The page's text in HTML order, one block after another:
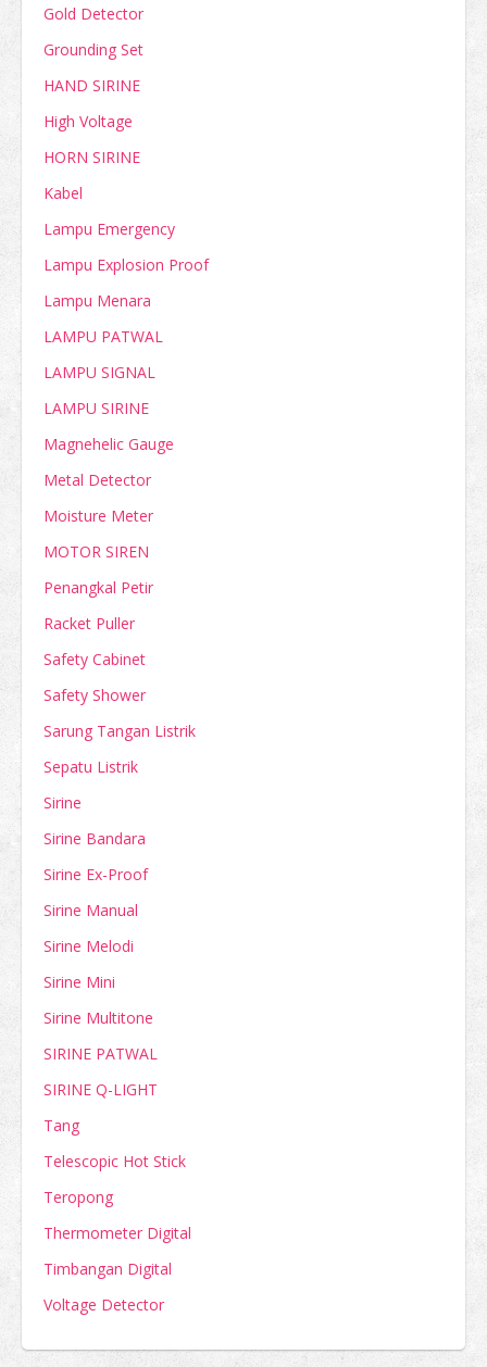
Gold Detector
Grounding Set
HAND SIRINE
High Voltage
HORN SIRINE
Kabel
Lampu Emergency
Lampu Explosion Proof
Lampu Menara
LAMPU PATWAL
LAMPU SIGNAL
LAMPU SIRINE
Magnehelic Gauge
Metal Detector
Moisture Meter
MOTOR SIREN
Penangkal Petir
Racket Puller
Safety Cabinet
Safety Shower
Sarung Tangan Listrik
Sepatu Listrik
Sirine
Sirine Bandara
Sirine Ex-Proof
Sirine Manual
Sirine Melodi
Sirine Mini
Sirine Multitone
SIRINE PATWAL
SIRINE Q-LIGHT
Tang
Telescopic Hot Stick
Teropong
Thermometer Digital
Timbangan Digital
Voltage Detector